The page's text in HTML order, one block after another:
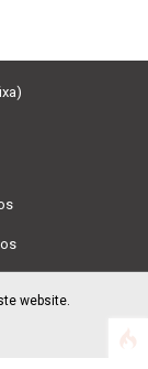
website.